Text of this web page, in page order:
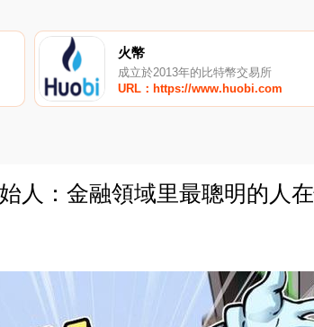
火幣
成立於2013年的比特幣交易所
URL：https://www.huobi.com
人：金融領域里最聰明的人